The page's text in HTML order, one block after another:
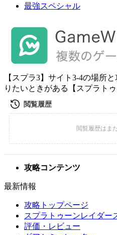
最強スペシャル
【スプラ3】サイト3-4の場所
りたいときがある【スプラトゥ
攻略コンテンツ
最新情報
攻略トップページ
スプラトゥーンレイダー
評価・レビュー